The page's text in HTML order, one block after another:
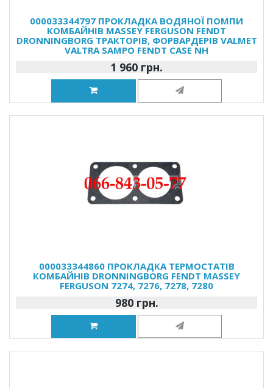
000033344797 ПРОКЛАДКА ВОДЯНОЇ ПОМПИ
КОМБАЙНІВ MASSEY FERGUSON FENDT
DRONNINGBORG ТРАКТОРІВ, ФОРВАРДЕРІВ VALMET
VALTRA SAMPO FENDT CASE NH
1 960 грн.
000033344860 ПРОКЛАДКА ТЕРМОСТАТІВ
КОМБАЙНІВ DRONNINGBORG FENDT MASSEY
FERGUSON 7274, 7276, 7278, 7280
980 грн.